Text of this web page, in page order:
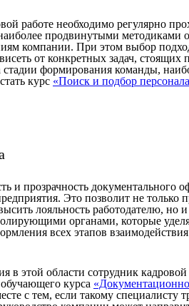
работе необходимо регулярно
продвинутыми методиками
компании. При этом выбор
от конкретных задач, стоящих
формирования команды,
курс «Поиск и подбор
и прозрачность документального
Это позволит не только
лояльность работодателю, но
органами, которые
всех этапов
в этой области сотрудник
курса
с тем, если такому специалисту